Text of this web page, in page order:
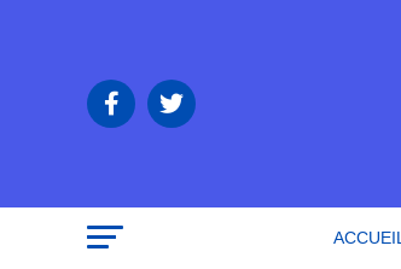
ACCUEIL